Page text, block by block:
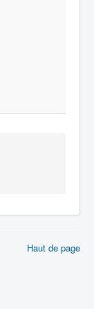
Haut de page